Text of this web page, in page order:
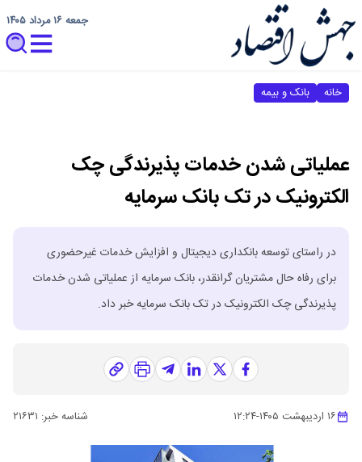
جمعه ۱۶ مرداد ۱۴۰۵
خانه بانک و بیمه
عملیاتی شدن خدمات پذیرندگی چک
الکترونیک در تک بانک سرمایه
در راستای توسعه بانکداری دیجیتال و افزایش خدمات غیرحضوری
برای رفاه حال مشتریان گرانقدر، بانک سرمایه از عملیاتی شدن خدمات
پذیرندگی چک الکترونیک در تک بانک سرمایه خبر داد.
۱۶ اردیبهشت ۱۴۰۵ -۱۲:۲۴ شناسه خبر: ۲۱۶۳۱